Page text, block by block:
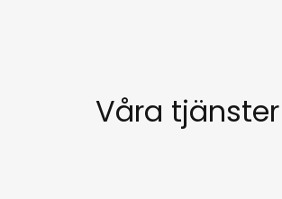
Våra tjänster